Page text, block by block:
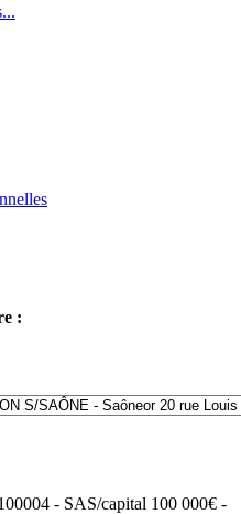
:
- SAS/capital 100 000€ -